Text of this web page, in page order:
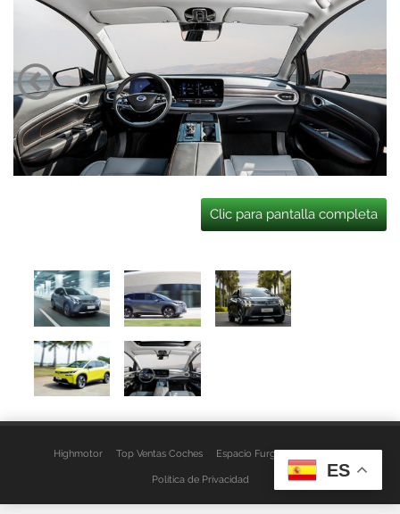
Clic para pantalla completa
Highmotor Top Ventas Coches Espacio Furgo Aviso Legal
Política de Privacidad ES